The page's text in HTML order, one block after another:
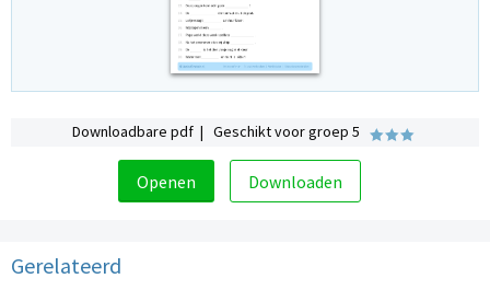
Downloadbare pdf | Geschikt voor groep 5
Openen Downloaden
Gerelateerd